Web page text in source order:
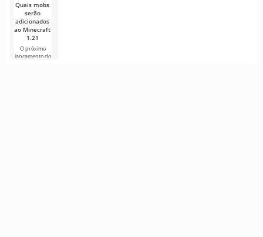
Quais mobs
serão
adicionados
ao Minecraft
1.21
O próximo
lançamento do